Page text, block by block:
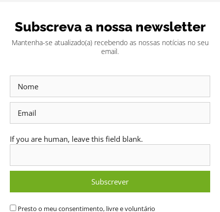
Subscreva a nossa newsletter
Mantenha-se atualizado(a) recebendo as nossas notícias no seu
email.
Newsletter
Presto o meu consentimento, livre e voluntário
If you are human, leave this field blank.
Subscrever